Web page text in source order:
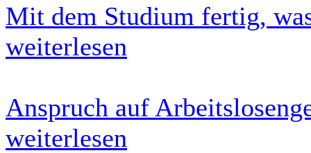
Mit dem Studium fertig,
weiterlesen
Anspruch auf
weiterlesen